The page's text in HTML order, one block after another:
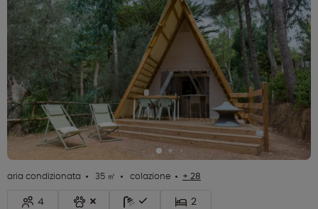
aria condizionata 35 ㎡ colazione + 28
4 2